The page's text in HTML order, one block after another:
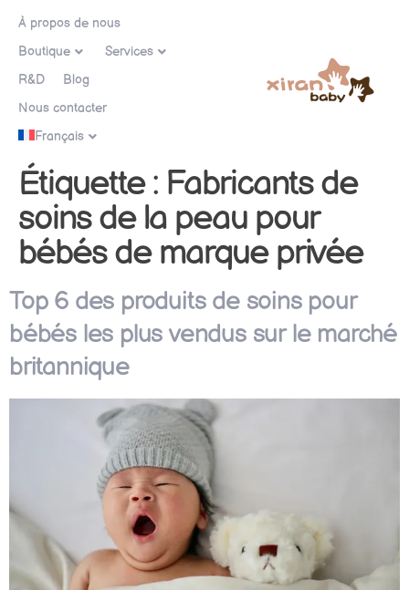
À propos de nous
Boutique
Services
R&D
Blog
Nous contacter
Français
Étiquette : Fabricants de
soins de la peau pour
bébés de marque privée
Top 6 des produits de soins pour
bébés les plus vendus sur le marché
britannique